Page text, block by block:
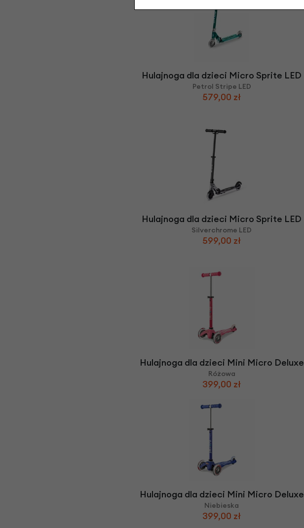
Hulajnoga dla dzieci Micro Sprite LED
Petrol Stripe LED
579,00 zł
Hulajnoga dla dzieci Micro Sprite LED
Silverchrome LED
599,00 zł
Hulajnoga dla dzieci Mini Micro Deluxe
Różowa
399,00 zł
Hulajnoga dla dzieci Mini Micro Deluxe
Niebieska
399,00 zł